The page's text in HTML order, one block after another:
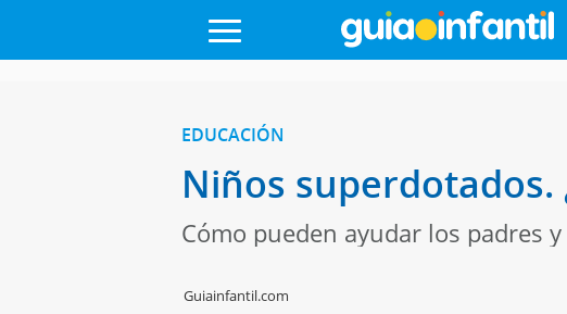
EDUCACIÓN
Niños superdotados.
Cómo pueden ayudar los padres
Guiainfantil.com